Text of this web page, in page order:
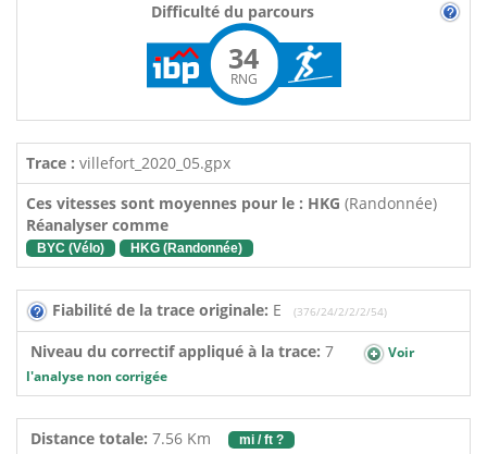
Difficulté du parcours
34
RNG
Trace : villefort_2020_05.gpx
Ces vitesses sont moyennes pour le : HKG (Randonnée)
Réanalyser comme
BYC (Vélo) HKG (Randonnée)
Fiabilité de la trace originale: E (376/24/2/2/2/54)
Niveau du correctif appliqué à la trace: 7
Voir
l'analyse non corrigée
Distance totale: 7.56 Km mi / ft ?